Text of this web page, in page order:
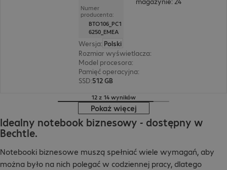
Numer
producenta:
BTO106_PC1
6250_EMEA
Wersja: Polski
Rozmiar wyświetlacza:
Model procesora:
Pamięć operacyjna:
SSD:512 GB
12 z 14 wyników
Pokaż więcej
Idealny notebook biznesowy - dostępny w
Bechtle.
Notebooki biznesowe muszą spełniać wiele wymagań, aby
można było na nich polegać w codziennej pracy, dlatego